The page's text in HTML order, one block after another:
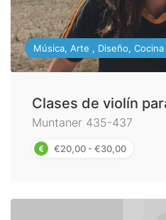
Música, Arte , Diseño,
Clases de violín
Muntaner 435-437
€20,00 - €30,00